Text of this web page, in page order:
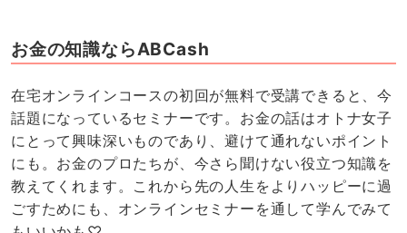
お金の知識ならABCash
在宅オンラインコースの初回が無料で受講できると、今
話題になっているセミナーです。お金の話はオトナ女子
にとって興味深いものであり、避けて通れないポイント
にも。お金のプロたちが、今さら聞けない役立つ知識を
教えてくれます。これから先の人生をよりハッピーに過
ごすためにも、オンラインセミナーを通して学んでみて